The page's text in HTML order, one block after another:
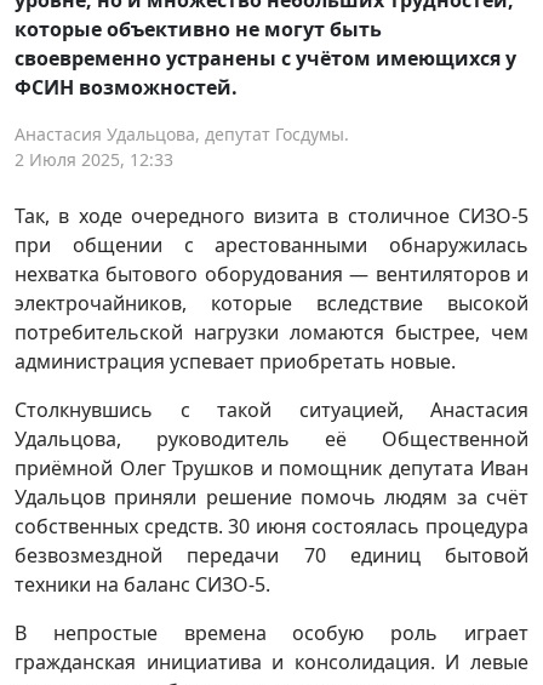
которые объективно не могут быть
своевременно устранены с учётом имеющихся у
ФСИН возможностей.
Анастасия Удальцова, депутат Госдумы.
2 Июля 2025, 12:33
Так, в ходе очередного визита в столичное СИЗО-5
при общении с арестованными обнаружилась
нехватка бытового оборудования — вентиляторов и
электрочайников, которые вследствие высокой
потребительской нагрузки ломаются быстрее, чем
администрация успевает приобретать новые.
Столкнувшись с такой ситуацией, Анастасия
Удальцова, руководитель её Общественной
приёмной Олег Трушков и помощник депутата Иван
Удальцов приняли решение помочь людям за счёт
собственных средств. 30 июня состоялась процедура
безвозмездной передачи 70 единиц бытовой
техники на баланс СИЗО-5.
В непростые времена особую роль играет
гражданская инициатива и консолидация. И левые